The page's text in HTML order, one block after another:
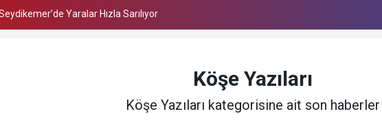
Yol Kazısında Mezar Buluntuları Ortaya Çıktı
Köşe Yazıları
Köşe Yazıları kategorisine ait son haberler